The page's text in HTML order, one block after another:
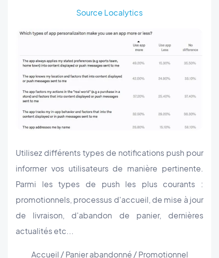
Source Localytics
Accueil / Panier abandonné / Promotionnel
Utilisez différents types de notifications push pour
informer vos utilisateurs de manière pertinente.
Parmi les types de push les plus courants :
promotionnels, processus d'accueil, de mise à jour
de livraison, d'abandon de panier, dernières
actualités etc...